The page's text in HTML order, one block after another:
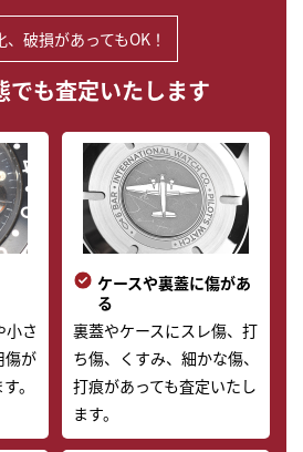
、破損があってもOK！
でも査定いたします
小さ
傷が
。
ケースや裏蓋に傷があ
る
裏蓋やケースにスレ傷、打
ち傷、くすみ、細かな傷、
打痕があっても査定いたし
ます。